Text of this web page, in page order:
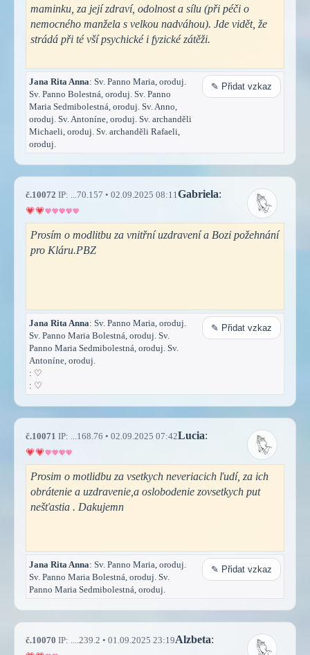
maminku, za její zdraví, odolnost a sílu (při péči o
nemocného manžela s velkou nadváhou). Jde vidět, že
strádá při té vší psychické i fyzické zátěži.
Jana Rita Anna: Sv. Panno Maria, oroduj.
Sv. Panno Bolestná, oroduj. Sv. Panno
Maria Sedmibolestná, oroduj. Sv. Anno,
oroduj. Sv. Antoníne, oroduj. Sv. archanděli
Michaeli, oroduj. Sv. archanděli Rafaeli,
oroduj.
✎ Přidat vzkaz
č.10072 IP: ...70.157 • 02.09.2025 08:11 Gabriela:
Prosím o modlitbu za vnitřní uzdravení a Bozi požehnání
pro Kláru.PBZ
Jana Rita Anna: Sv. Panno Maria, oroduj.
Sv. Panno Maria Bolestná, oroduj. Sv.
Panno Maria Sedmibolestná, oroduj. Sv.
Antoníne, oroduj.
: ♡
: ♡
✎ Přidat vzkaz
č.10071 IP: ...168.76 • 02.09.2025 07:42Lucia:
Prosim o motlidbu za vsetkych neveriacich ľudí, za ich
obrátenie a uzdravenie,a oslobodenie zovsetkych put
nešťastia . Dakujemn
Jana Rita Anna: Sv. Panno Maria, oroduj.
Sv. Panno Maria Bolestná, oroduj. Sv.
Panno Maria Sedmibolestná, oroduj.
✎ Přidat vzkaz
č.10070 IP: ....239.2 • 01.09.2025 23:19Alzbeta: